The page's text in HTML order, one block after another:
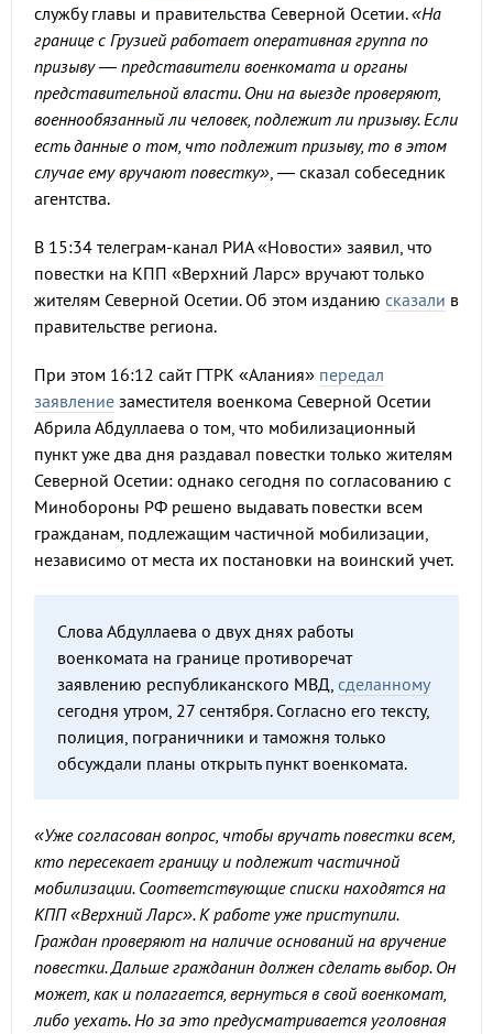
службу главы и правительства Северной Осетии.«На
границе с Грузией работает оперативная группа по
призыву — представители военкомата и органы
представительной власти. Они на выезде проверяют,
военнообязанный ли человек, подлежит ли призыву. Если
есть данные о том, что подлежит призыву, то в этом
случае ему вручают повестку», — сказал собеседник
агентства.
В 15:34 телеграм-канал РИА «Новости» заявил, что
повестки на КПП «Верхний Ларс» вручают только
жителям Северной Осетии. Об этом изданию сказали в
правительстве региона.
При этом 16:12 сайт ГТРК «Алания» передал
заявление заместителя военкома Северной Осетии
Абрила Абдуллаева о том, что мобилизационный
пункт уже два дня раздавал повестки только жителям
Северной Осетии: однако сегодня по согласованию с
Минобороны РФ решено выдавать повестки всем
гражданам, подлежащим частичной мобилизации,
независимо от места их постановки на воинский учет.
Слова Абдуллаева о двух днях работы
военкомата на границе противоречат
заявлению республиканского МВД, сделанному
сегодня утром, 27 сентября. Согласно его тексту,
полиция, пограничники и таможня только
обсуждали планы открыть пункт военкомата.
«Уже согласован вопрос, чтобы вручать повестки всем,
кто пересекает границу и подлежит частичной
мобилизации. Соответствующие списки находятся на
КПП «Верхний Ларс». К работе уже приступили.
Граждан проверяют на наличие оснований на вручение
повестки. Дальше гражданин должен сделать выбор. Он
может, как и полагается, вернуться в свой военкомат,
либо уехать. Но за это предусматривается уголовная